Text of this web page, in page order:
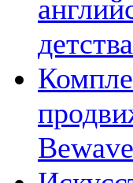
детства
Bewave